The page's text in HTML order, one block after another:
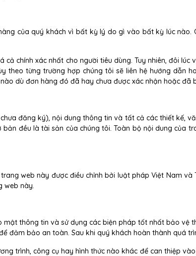
của quý khách vì bất kỳ lý do gì vào bất kỳ lúc
cả chính xác nhất cho người tiêu dùng. Tuy nhiên, đôi
theo từng trường hợp chúng tôi sẽ liên hệ hướng dẫn
dù đơn hàng đó đã hay chưa được xác nhận hoặc đã
đăng ký), nội dung thông tin và tất cả các thiết kế,
đều là tài sản của chúng tôi. Toàn bộ nội dung của
web này được điều chỉnh bởi luật pháp Việt Nam
web này.
thông tin và sử dụng các biện pháp tốt nhất bảo vệ
đảm bảo an toàn. Sau khi quý khách hoàn thành quá
trình, công cụ hay hình thức nào khác để can thiệp